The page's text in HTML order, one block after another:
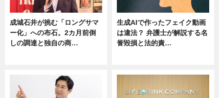
成城石井が挑む「ロングサマ
ー化」への布石。2カ月前倒
しの調達と独自の商…
生成AIで作ったフェイク動画
は違法？ 弁護士が解説する名
誉毀損と法的責…